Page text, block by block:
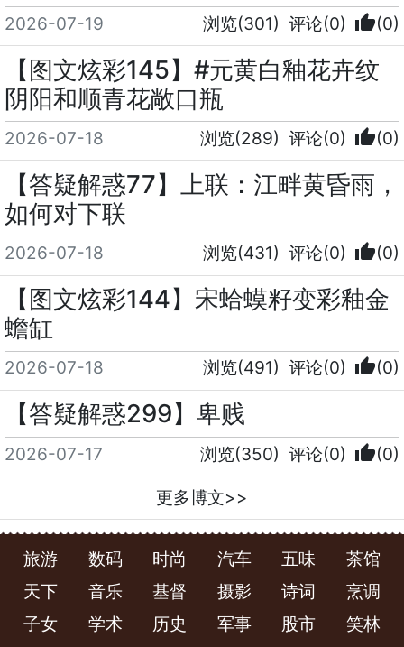
2026-07-19 浏览(301) 评论(0) thumb_up(0)
【图文炫彩145】#元黄白釉花卉纹
阴阳和顺青花敞口瓶
2026-07-18 浏览(289) 评论(0) thumb_up(0)
【答疑解惑77】上联：江畔黄昏雨，
如何对下联
2026-07-18 浏览(431) 评论(0) thumb_up(0)
【图文炫彩144】宋蛤蟆籽变彩釉金
蟾缸
2026-07-18 浏览(491) 评论(0) thumb_up(0)
【答疑解惑299】卑贱
2026-07-17 浏览(350) 评论(0) thumb_up(0)
更多博文>>
旅游 数码 时尚 汽车 五味
茶馆
天下
音乐 基督 摄影 诗词
烹调
子女
学术 历史 军事 股市 笑林